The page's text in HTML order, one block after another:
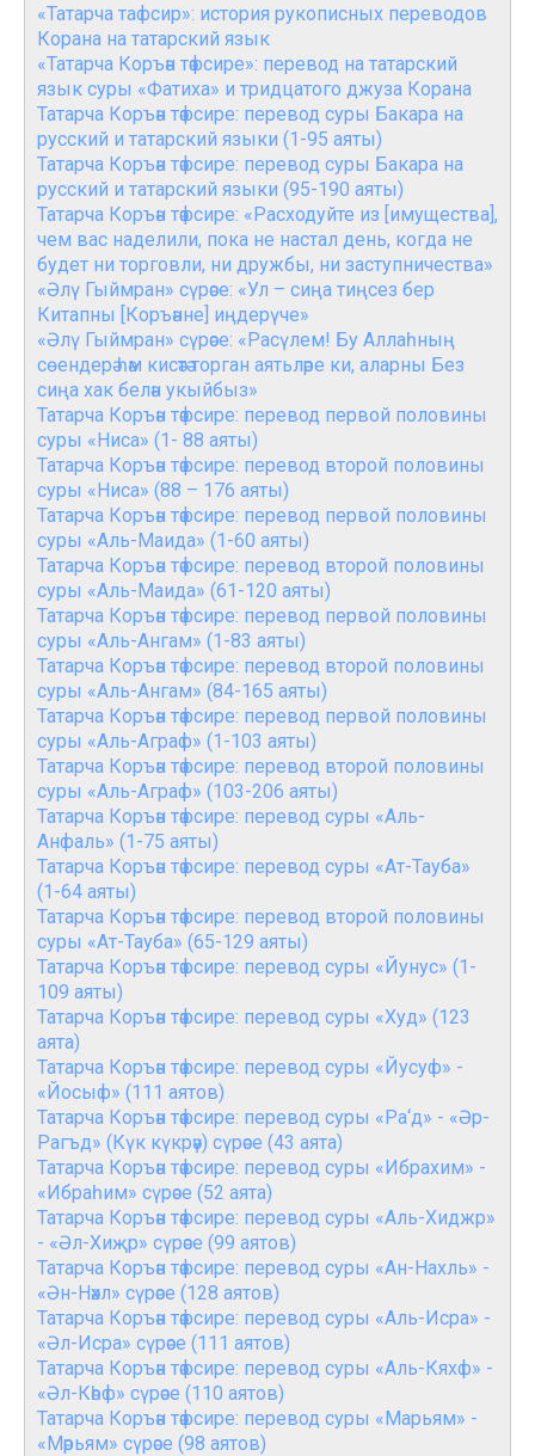
«Татарча тафсир»: история рукописных переводов
Корана на татарский язык
«Татарча Коръән тәфсире»: перевод на татарский
язык суры «Фатиха» и тридцатого джуза Корана
Татарча Коръән тәфсире: перевод суры Бакара на
русский и татарский языки (1-95 аяты)
Татарча Коръән тәфсире: перевод суры Бакара на
русский и татарский языки (95-190 аяты)
Татарча Коръән тәфсире: «Расходуйте из [имущества],
чем вас наделили, пока не настал день, когда не
будет ни торговли, ни дружбы, ни заступничества»
«Әлү Гыймран» сүрәсе: «Ул – сиңа тиңсез бер
Китапны [Коръәнне] иңдерүче»
«Әлү Гыймран» сүрәсе: «Расүлем! Бу Аллаһның
сөендерә һәм кисәтә торган аятьләре ки, аларны Без
сиңа хак белән укыйбыз»
Татарча Коръән тәфсире: перевод первой половины
суры «Ниса» (1- 88 аяты)
Татарча Коръән тәфсире: перевод второй половины
суры «Ниса» (88 – 176 аяты)
Татарча Коръән тәфсире: перевод первой половины
суры «Аль-Маида» (1-60 аяты)
Татарча Коръән тәфсире: перевод второй половины
суры «Аль-Маида» (61-120 аяты)
Татарча Коръән тәфсире: перевод первой половины
суры «Аль-Ангам» (1-83 аяты)
Татарча Коръән тәфсире: перевод второй половины
суры «Аль-Ангам» (84-165 аяты)
Татарча Коръән тәфсире: перевод первой половины
суры «Аль-Аграф» (1-103 аяты)
Татарча Коръән тәфсире: перевод второй половины
суры «Аль-Аграф» (103-206 аяты)
Татарча Коръән тәфсире: перевод суры «Аль-
Анфаль» (1-75 аяты)
Татарча Коръән тәфсире: перевод суры «Ат-Тауба»
(1-64 аяты)
Татарча Коръән тәфсире: перевод второй половины
суры «Ат-Тауба» (65-129 аяты)
Татарча Коръән тәфсире: перевод суры «Йунус» (1-
109 аяты)
Татарча Коръән тәфсире: перевод суры «Худ» (123
аята)
Татарча Коръән тәфсире: перевод суры «Йусуф» -
«Йосыф» (111 аятов)
Татарча Коръән тәфсире: перевод суры «Ра‘д» - «Әр-
Рагъд» (Күк күкрәү) сүрәсе (43 аята)
Татарча Коръән тәфсире: перевод суры «Ибрахим» -
«Ибраһим» сүрәсе (52 аята)
Татарча Коръән тәфсире: перевод суры «Аль-Хиджр»
- «Әл-Хиҗр» сүрәсе (99 аятов)
Татарча Коръән тәфсире: перевод суры «Ан-Нахль» -
«Ән-Нәхл» сүрәсе (128 аятов)
Татарча Коръән тәфсире: перевод суры «Аль-Исра» -
«Әл-Исра» сүрәсе (111 аятов)
Татарча Коръән тәфсире: перевод суры «Аль-Кяхф» -
«Әл-Кәһф» сүрәсе (110 аятов)
Татарча Коръән тәфсире: перевод суры «Марьям» -
«Мәрьям» сүрәсе (98 аятов)